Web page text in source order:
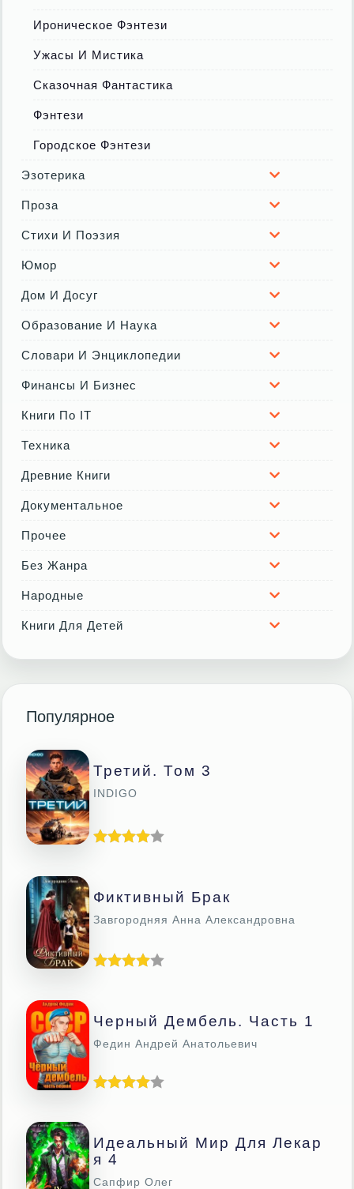
Ироническое Фэнтези
Ужасы И Мистика
Сказочная Фантастика
Фэнтези
Городское Фэнтези
Эзотерика
Проза
Стихи И Поэзия
Юмор
Дом И Досуг
Образование И Наука
Словари И Энциклопедии
Финансы И Бизнес
Книги По IT
Техника
Древние Книги
Документальное
Прочее
Без Жанра
Народные
Книги Для Детей
Популярное
Третий. Том 3
INDIGO
Фиктивный Брак
Завгородняя Анна Александровна
Черный Дембель. Часть 1
Федин Андрей Анатольевич
Идеальный Мир Для Лекар
Я 4
Сапфир Олег